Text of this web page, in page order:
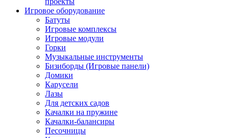
Игровое оборудование
Батуты
Игровые комплексы
Игровые модули
Горки
Музыкальные инструменты
Бизиборды (Игровые панели)
Домики
Карусели
Лазы
Для детских садов
Качалки на пружине
Качалки-балансиры
Песочницы